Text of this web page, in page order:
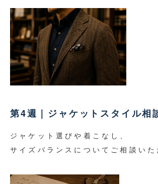
第4週｜ジャケットスタイル相
ジャケット選びや着こなし、
サイズバランスについてご相談いた